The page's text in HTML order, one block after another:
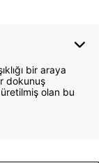
bir araya
dokunuş
olan bu